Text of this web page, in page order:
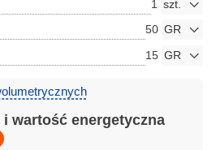
1
50
15
i wartość energetyczna